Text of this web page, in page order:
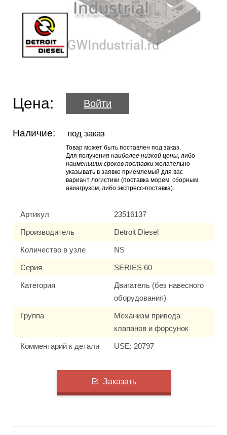
Цена: Войти
Наличие: под заказ
Товар может быть поставлен под заказ.
Для получения наиболее низкой цены, либо
наименьших сроков поставки желательно
указывать в заявке приемлемый для вас
вариант логистики (поставка морем, сборным
авиагрузом, либо экспресс-поставка).
Артикул 23516137
Производитель Detroit Diesel
Количество в узле NS
Серия SERIES 60
Категория
Двигатель (без навесного
оборудования)
Группа
Механизм привода
клапанов и форсунок
Комментарий к детали USE: 20797
Заказать